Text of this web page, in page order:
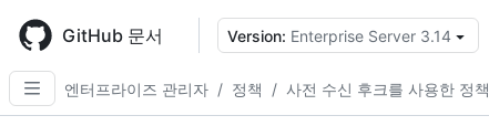
main
content
GitHub 문서 Version: Enterprise Server 3.14
엔터프라이즈 관리자 / 정책 / 사전 수신 후크를 사용한 정책